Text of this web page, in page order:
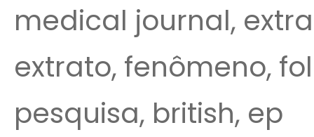
medical journal,
extrato, fenômeno,
pesquisa, british, ep